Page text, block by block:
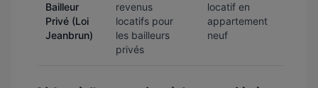
Bailleur
Privé (Loi
Jeanbrun)
revenus
locatifs pour
les bailleurs
privés
locatif en
appartement
neuf